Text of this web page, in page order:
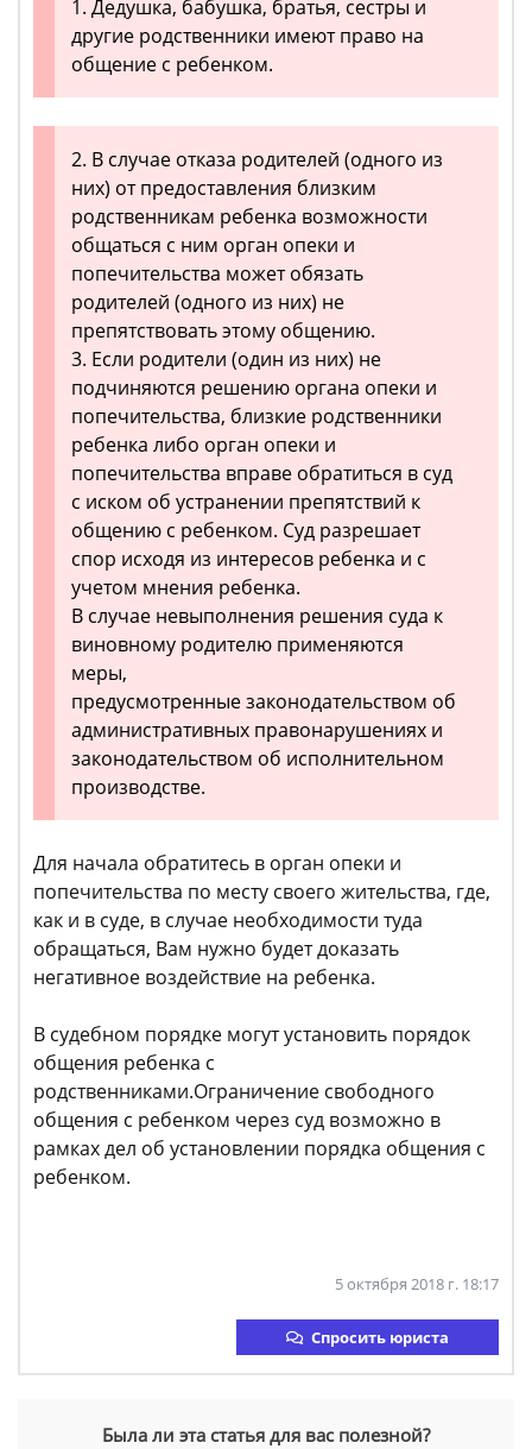
1. Дедушка, бабушка, братья, сестры и
другие родственники имеют право на
общение с ребенком.
2. В случае отказа родителей (одного из
них) от предоставления близким
родственникам ребенка возможности
общаться с ним орган опеки и
попечительства может обязать
родителей (одного из них) не
препятствовать этому общению.
3. Если родители (один из них) не
подчиняются решению органа опеки и
попечительства, близкие родственники
ребенка либо орган опеки и
попечительства вправе обратиться в суд
с иском об устранении препятствий к
общению с ребенком. Суд разрешает
спор исходя из интересов ребенка и с
учетом мнения ребенка.
В случае невыполнения решения суда к
виновному родителю применяются
меры,
предусмотренные законодательством об
административных правонарушениях и
законодательством об исполнительном
производстве.
Для начала обратитесь в орган опеки и
попечительства по месту своего жительства, где,
как и в суде, в случае необходимости туда
обращаться, Вам нужно будет доказать
негативное воздействие на ребенка.
В судебном порядке могут установить порядок
общения ребенка с
родственниками.Ограничение свободного
общения с ребенком через суд возможно в
рамках дел об установлении порядка общения с
ребенком.
5 октября 2018 г. 18:17
Спросить юриста
Была ли эта статья для вас полезной?